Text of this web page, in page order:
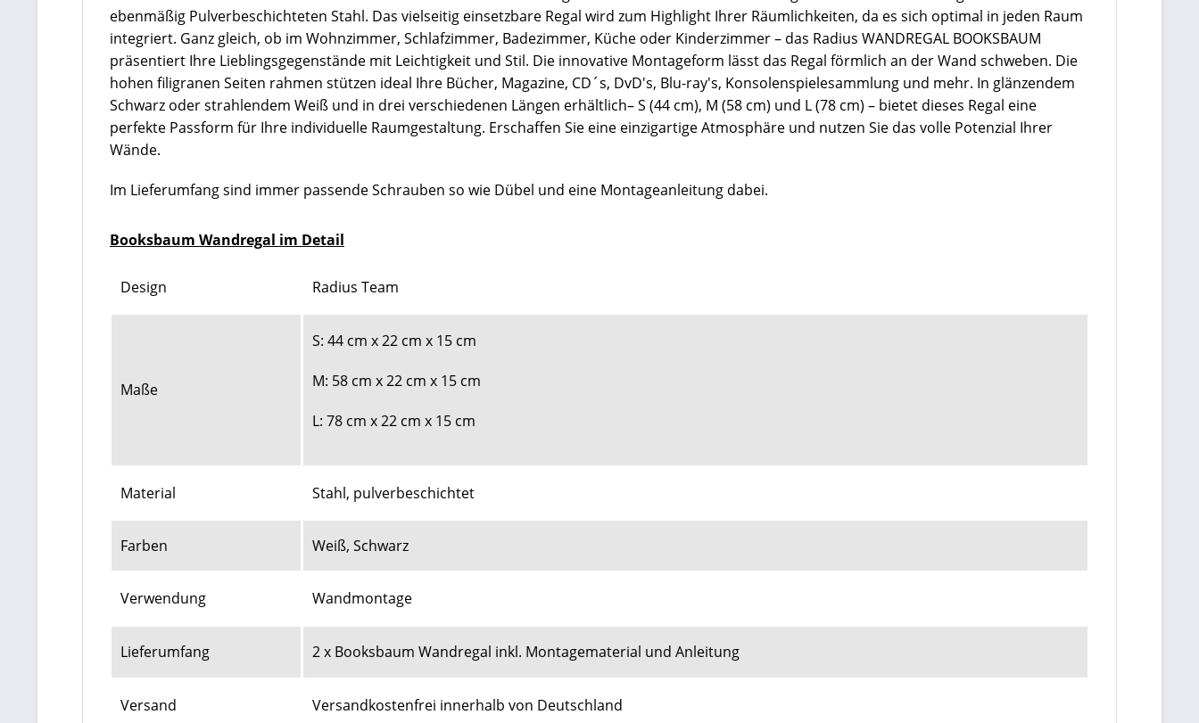
ebenmäßig Pulverbeschichteten Stahl. Das vielseitig einsetzbare Regal wird zum Highlight Ihrer Räumlichkeiten, da es sich optimal in jeden Raum
integriert. Ganz gleich, ob im Wohnzimmer, Schlafzimmer, Badezimmer, Küche oder Kinderzimmer – das Radius WANDREGAL BOOKSBAUM
präsentiert Ihre Lieblingsgegenstände mit Leichtigkeit und Stil. Die innovative Montageform lässt das Regal förmlich an der Wand schweben. Die
hohen filigranen Seiten rahmen stützen ideal Ihre Bücher, Magazine, CD´s, DvD's, Blu-ray's, Konsolenspielesammlung und mehr. In glänzendem
Schwarz oder strahlendem Weiß und in drei verschiedenen Längen erhältlich– S (44 cm), M (58 cm) und L (78 cm) – bietet dieses Regal eine
perfekte Passform für Ihre individuelle Raumgestaltung. Erschaffen Sie eine einzigartige Atmosphäre und nutzen Sie das volle Potenzial Ihrer
Wände.
Im Lieferumfang sind immer passende Schrauben so wie Dübel und eine Montageanleitung dabei.
Booksbaum Wandregal im Detail
Design Radius Team
Maße
S: 44 cm x 22 cm x 15 cm
M: 58 cm x 22 cm x 15 cm
L: 78 cm x 22 cm x 15 cm
Material Stahl, pulverbeschichtet
Farben Weiß, Schwarz
Verwendung Wandmontage
Lieferumfang 2 x Booksbaum Wandregal inkl. Montagematerial und Anleitung
Versand Versandkostenfrei innerhalb von Deutschland